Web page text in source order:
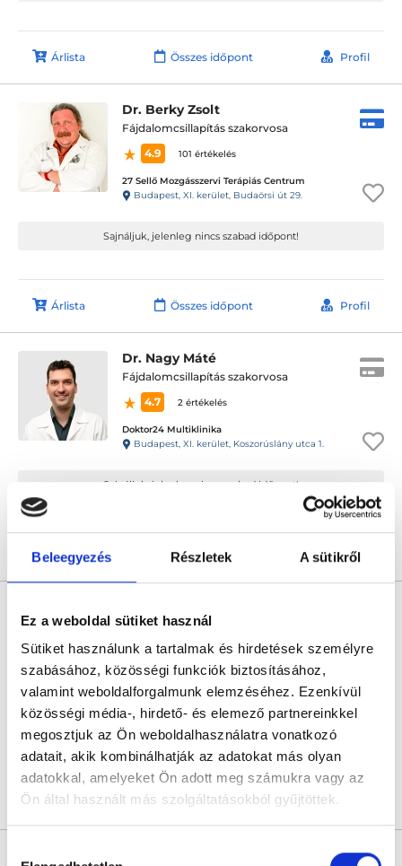
Beleegyezés Részletek A sütikről
Ez a weboldal sütiket használ
Sütiket használunk a tartalmak és hirdetések személyre
szabásához, közösségi funkciók biztosításához,
valamint weboldalforgalmunk elemzéséhez. Ezenkívül
közösségi média-, hirdető- és elemező partnereinkkel
megosztjuk az Ön weboldalhasználatra vonatkozó
adatait, akik kombinálhatják az adatokat más olyan
adatokkal, amelyeket Ön adott meg számukra vagy az
Ön által használt más szolgáltatásokból gyűjtöttek.
Árlista Összes időpont Profil
Dr. Berky Zsolt
Fájdalomcsillapítás szakorvosa
4.9
101 értékelés
27 Sellő Mozgásszervi Terápiás Centrum
Budapest, XI. kerület, Budaörsi út 29.
Sajnáljuk, jelenleg nincs szabad időpont!
Árlista Összes időpont Profil
Dr. Nagy Máté
Fájdalomcsillapítás szakorvosa
4.7
2 értékelés
Doktor24 Multiklinika
Budapest, XI. kerület, Koszorúslány utca 1.
Sajnáljuk, jelenleg nincs szabad időpont!
Árlista Összes időpont Profil
Fájdalomcsillapítás szakorvosa
0.0
Doktor24 Multiklinika
Budapest, XI. kerület, Koszorúslány utca 1.
Sajnáljuk, jelenleg nincs szabad időpont!
Árlista Összes időpont
orvos, aki jogszabályok szerinti szakorvosi szakképesítés